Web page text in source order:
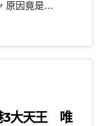
原因竟是…
3大天王 唯